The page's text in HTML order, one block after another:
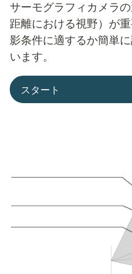
サーモグラフィカメラ
距離における視野）が
影条件に適するか簡単
います。
スタート